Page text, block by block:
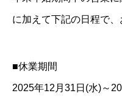
に加えて下記の日程で、
■休業期間
2025年12月31日(水)～